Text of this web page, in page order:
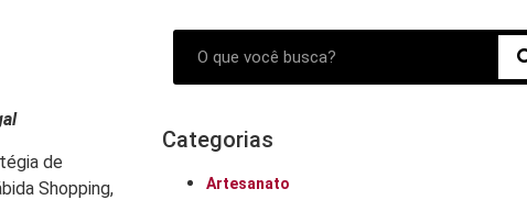
de
Shopping,
Categorias
Artesanato